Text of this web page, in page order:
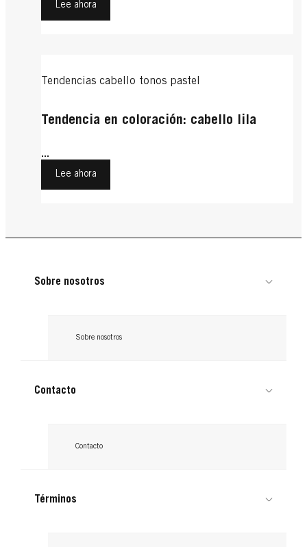
Lee ahora
Tendencias cabello tonos pastel
Tendencia en coloración: cabello lila
...
Lee ahora
Sobre nosotros
Sobre nosotros
Contacto
Contacto
Términos